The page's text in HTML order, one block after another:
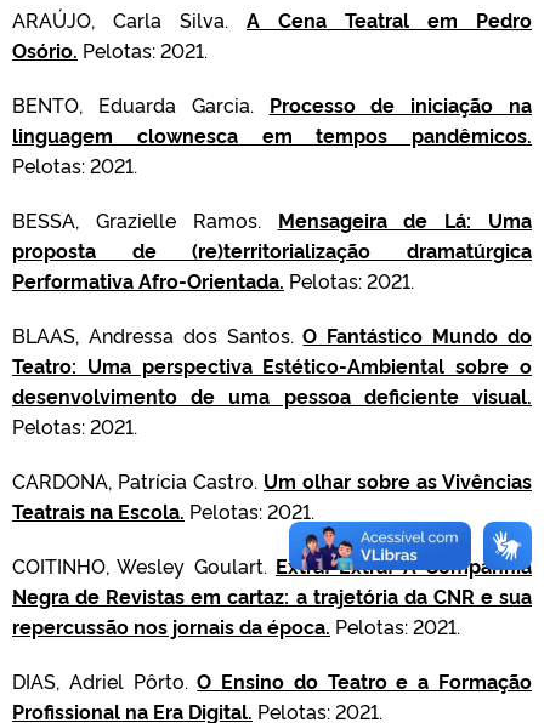
ARAÚJO, Carla Silva. A Cena Teatral em Pedro
Osório. Pelotas: 2021.
BENTO, Eduarda Garcia. Processo de iniciação na
linguagem clownesca em tempos pandêmicos.
Pelotas: 2021.
BESSA, Grazielle Ramos. Mensageira de Lá: Uma
proposta de (re)territorialização dramatúrgica
Performativa Afro-Orientada. Pelotas: 2021.
BLAAS, Andressa dos Santos.O Fantástico Mundo do
Teatro: Uma perspectiva Estético-Ambiental sobre o
desenvolvimento de uma pessoa deficiente visual.
Pelotas: 2021.
CARDONA, Patrícia Castro. Um olhar sobre as Vivências
Teatrais na Escola. Pelotas: 2021.
COITINHO, Wesley Goulart. Extra! Extra! A Companhia
Negra de Revistas em cartaz: a trajetória da CNR e sua
repercussão nos jornais da época. Pelotas: 2021.
DIAS, Adriel Pôrto.O Ensino do Teatro e a Formação
Profissional na Era Digital. Pelotas: 2021.